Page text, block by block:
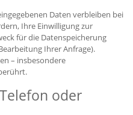
Daten verbleiben bei
Ihre Einwilligung zur
für die Datenspeicherung
Ihrer Anfrage).
– insbesondere
oder